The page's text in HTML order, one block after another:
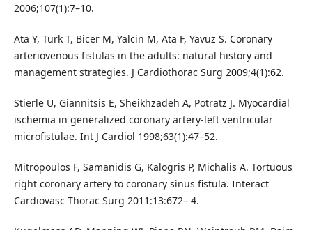
2006;107(1):7–10.
Ata Y, Turk T, Bicer M, Yalcin M, Ata F, Yavuz S. Coronary
arteriovenous fistulas in the adults: natural history and
management strategies. J Cardiothorac Surg 2009;4(1):62.
Stierle U, Giannitsis E, Sheikhzadeh A, Potratz J. Myocardial
ischemia in generalized coronary artery-left ventricular
microfistulae. Int J Cardiol 1998;63(1):47–52.
Mitropoulos F, Samanidis G, Kalogris P, Michalis A. Tortuous
right coronary artery to coronary sinus fistula. Interact
Cardiovasc Thorac Surg 2011:13:672– 4.